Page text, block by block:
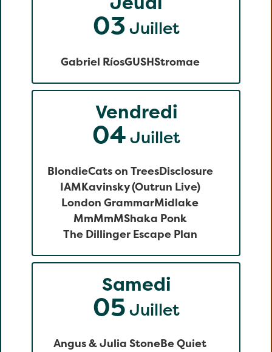
03Juillet
Gabriel RíosGUSHStromae
Vendredi
04Juillet
BlondieCats on TreesDisclosure
IAMKavinsky (Outrun Live)
London GrammarMidlake
MmMmMShaka Ponk
The Dillinger Escape Plan
Samedi
05Juillet
Angus & Julia StoneBe Quiet